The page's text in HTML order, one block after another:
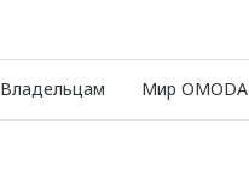
Владельцам Мир OMODA